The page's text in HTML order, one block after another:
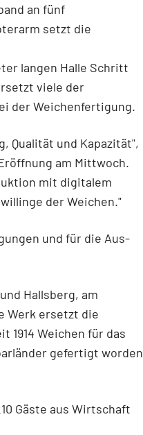
an fünf
setzt die
langen Halle Schritt
viele der
der Weichenfertigung.
Qualität und Kapazität",
am Mittwoch.
mit digitalem
der Weichen."
und für die Aus-
Hallsberg, am
Werk ersetzt die
1914 Weichen für das
gefertigt worden
Gäste aus Wirtschaft